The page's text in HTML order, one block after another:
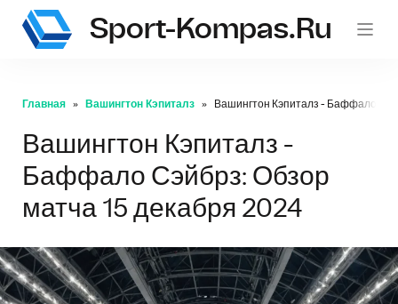
Sport-Kompas.ru
Главная Вашингтон Кэпиталз Вашингтон Кэпиталз - Баффало
Вашингтон Кэпиталз -
Баффало Сэйбрз: Обзор
матча 15 декабря 2024